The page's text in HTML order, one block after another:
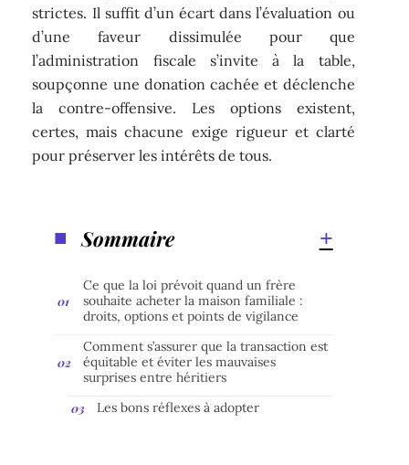
strictes. Il suffit d’un écart dans l’évaluation ou
d’une faveur dissimulée pour que
l’administration fiscale s’invite à la table,
soupçonne une donation cachée et déclenche
la contre-offensive. Les options existent,
certes, mais chacune exige rigueur et clarté
pour préserver les intérêts de tous.
Sommaire
Ce que la loi prévoit quand un frère
souhaite acheter la maison familiale :
droits, options et points de vigilance
Comment s’assurer que la transaction est
équitable et éviter les mauvaises
surprises entre héritiers
Les bons réflexes à adopter